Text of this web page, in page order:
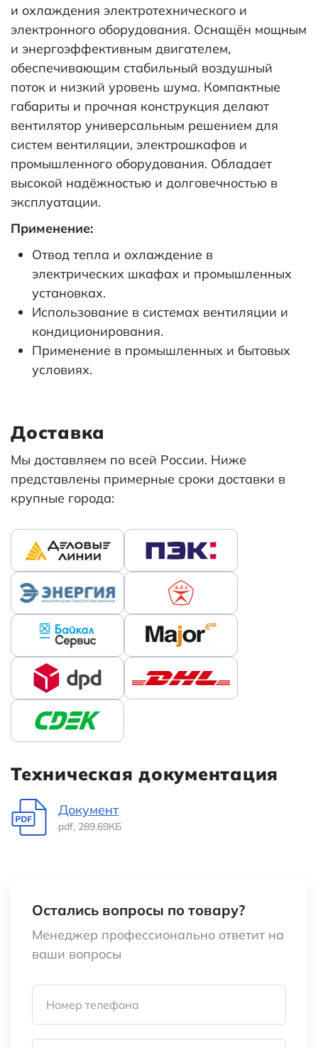
и охлаждения электротехнического и
электронного оборудования. Оснащён мощным
и энергоэффективным двигателем,
обеспечивающим стабильный воздушный
поток и низкий уровень шума. Компактные
габариты и прочная конструкция делают
вентилятор универсальным решением для
систем вентиляции, электрошкафов и
промышленного оборудования. Обладает
высокой надёжностью и долговечностью в
эксплуатации.
Применение:
Отвод тепла и охлаждение в
электрических шкафах и промышленных
установках.
Использование в системах вентиляции и
кондиционирования.
Применение в промышленных и бытовых
условиях.
Доставка
Мы доставляем по всей России. Ниже
представлены примерные сроки доставки в
крупные города:
Техническая документация
Документ
pdf, 289.69КБ
Остались вопросы по товару?
Менеджер профессионально ответит на
ваши вопросы
Номер телефона